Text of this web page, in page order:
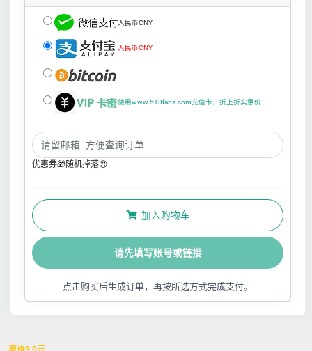
人民币CNY
人民币CNY
使用www.518fans.com充值卡，折上折实惠价！
优惠券🎁随机掉落😍
加入购物车
请先填写账号或链接
点击购买后生成订单，再按所选方式完成支付。